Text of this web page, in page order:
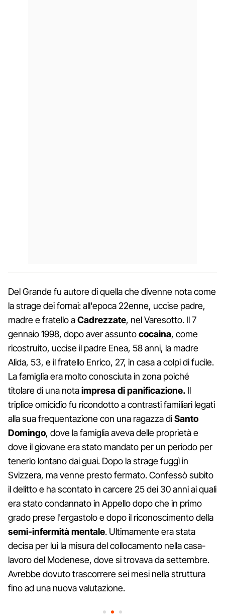
Del Grande fu autore di quella che divenne nota come
la strage dei fornai: all'epoca 22enne, uccise padre,
madre e fratello aCadrezzate, nel Varesotto. Il 7
gennaio 1998, dopo aver assuntococaina, come
ricostruito, uccise il padre Enea, 58 anni, la madre
Alida, 53, e il fratello Enrico, 27, in casa a colpi di fucile.
La famiglia era molto conosciuta in zona poiché
titolare di una notaimpresa dipanificazione. Il
triplice omicidio fu ricondotto a contrasti familiari legati
alla sua frequentazione con una ragazza diSanto
Domingo, dove la famiglia aveva delle proprietà e
dove il giovane era stato mandato per un periodo per
tenerlo lontano dai guai. Dopo la strage fuggì in
Svizzera, ma venne presto fermato. Confessò subito
il delitto e ha scontato in carcere 25 dei 30 anni ai quali
era stato condannato in Appello dopo che in primo
grado prese l'ergastolo e dopo il riconoscimento della
semi-infermitàmentale. Ultimamente era stata
decisa per lui la misura del collocamento nella casa-
lavoro del Modenese, dove si trovava da settembre.
Avrebbe dovuto trascorrere sei mesi nella struttura
fino ad una nuova valutazione.